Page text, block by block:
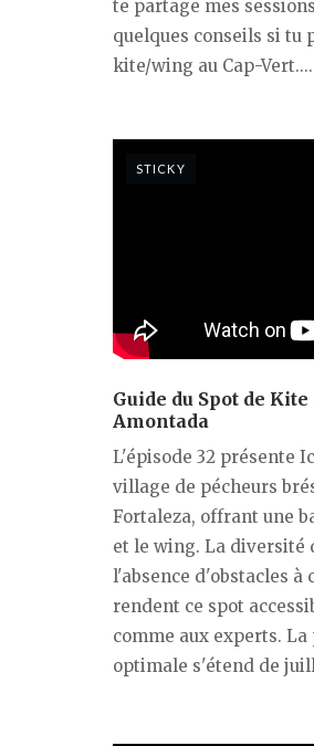
te partage mes
quelques conseils si tu
kite/wing au Cap-Vert....
STICKY
Guide du Spot de
Amontada
L'épisode 32 présente
village de pécheurs
Fortaleza, offrant une
et le wing. La diversité
l'absence d'obstacles à
rendent ce spot
comme aux experts.
optimale s'étend de